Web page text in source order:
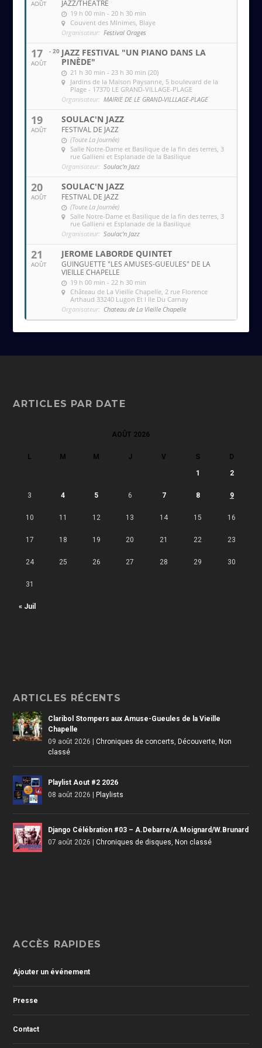
AOÛT JAZZ/THÉÂTRE
19 h 00 min - 20 h 30 min
Couvent des MInimes , Blaye
Organisateur: Festival Orages
17
AOÛT
- 20 JAZZ FESTIVAL "UN PIANO DANS LA
PINÈDE"
21 h 30 min - 23 h 30 min (20)
Jardins de la Maison Paysanne , 5 boulevard de la
Plage - 17370 LE GRAND-VILLAGE-PLAGE
Organisateur: MAIRIE DE LE GRAND-VILLLAGE-PLAGE
19
AOÛT
SOULAC'N JAZZ
FESTIVAL DE JAZZ
(Toute La Journée)
Salle Notre-Dame et Basilique de la fin des terres , 3
rue Gallieni et Esplanade de la Basilique
Organisateur: Soulac'n Jazz
20
AOÛT
SOULAC'N JAZZ
FESTIVAL DE JAZZ
(Toute La Journée)
Salle Notre-Dame et Basilique de la fin des terres , 3
rue Gallieni et Esplanade de la Basilique
Organisateur: Soulac'n Jazz
21
AOÛT
JEROME LABORDE QUINTET
GUINGUETTE "LES AMUSES-GUEULES" DE LA
VIEILLE CHAPELLE
19 h 00 min - 22 h 30 min
Château de La Vieille Chapelle , 2 rue Florence
Arthaud 33240 Lugon Et l Ile Du Carnay
Organisateur: Chateau de La Vieille Chapelle
ARTICLES PAR DATE
AOÛT 2026
L M M J V S D
« Juil
1 2
3 4 5 6 7 8 9
10 11 12 13 14 15 16
17 18 19 20 21 22 23
24 25 26 27 28 29 30
31
ARTICLES RÉCENTS
Claribol Stompers aux Amuse-Gueules de la Vieille
Chapelle
09 août 2026 |Chroniques de concerts ,Découverte ,Non
classé
Playlist Aout #2 2026
08 août 2026 |Playlists
Django Célébration #03 – A.Debarre/A.Moignard/W.Brunard
07 août 2026 |Chroniques de disques ,Non classé
ACCÈS RAPIDES
Ajouter un événement
Presse
Contact